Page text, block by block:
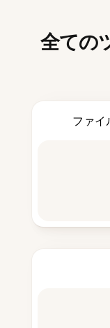
全ての
ファイ